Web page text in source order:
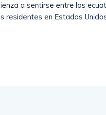
a sentirse entre los
residentes en Estados